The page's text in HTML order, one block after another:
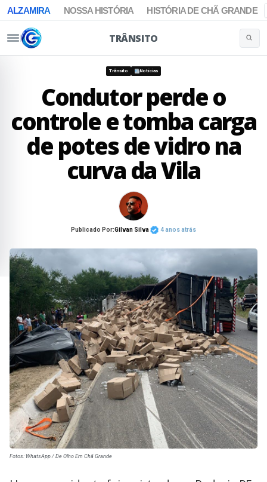
ALZAMIRA NOSSA HISTÓRIA HISTÓRIA DE CHÃ GRANDE
TRÂNSITO
Trânsito Notícias
Condutor perde o
controle e tomba carga
de potes de vidro na
curva da Vila
Publicado Por:Gilvan Silva 4 anos atrás
Fotos: WhatsApp / De Olho Em Chã Grande